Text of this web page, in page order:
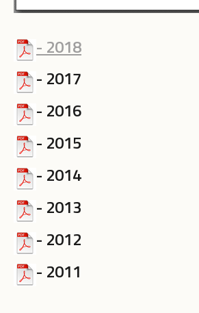
- 2018
- 2017
- 2016
- 2015
- 2014
- 2013
- 2012
- 2011